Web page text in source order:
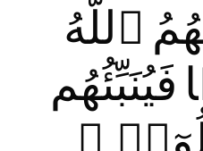
ٱللَّهُ